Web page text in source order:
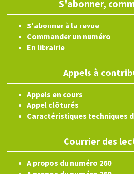
S'abonner,
S'abonner à la revue
Commander un numéro
En librairie
Appels à
Appels en cours
Appel clôturés
Caractéristiques techniques
Courrier des
A propos du numéro 260